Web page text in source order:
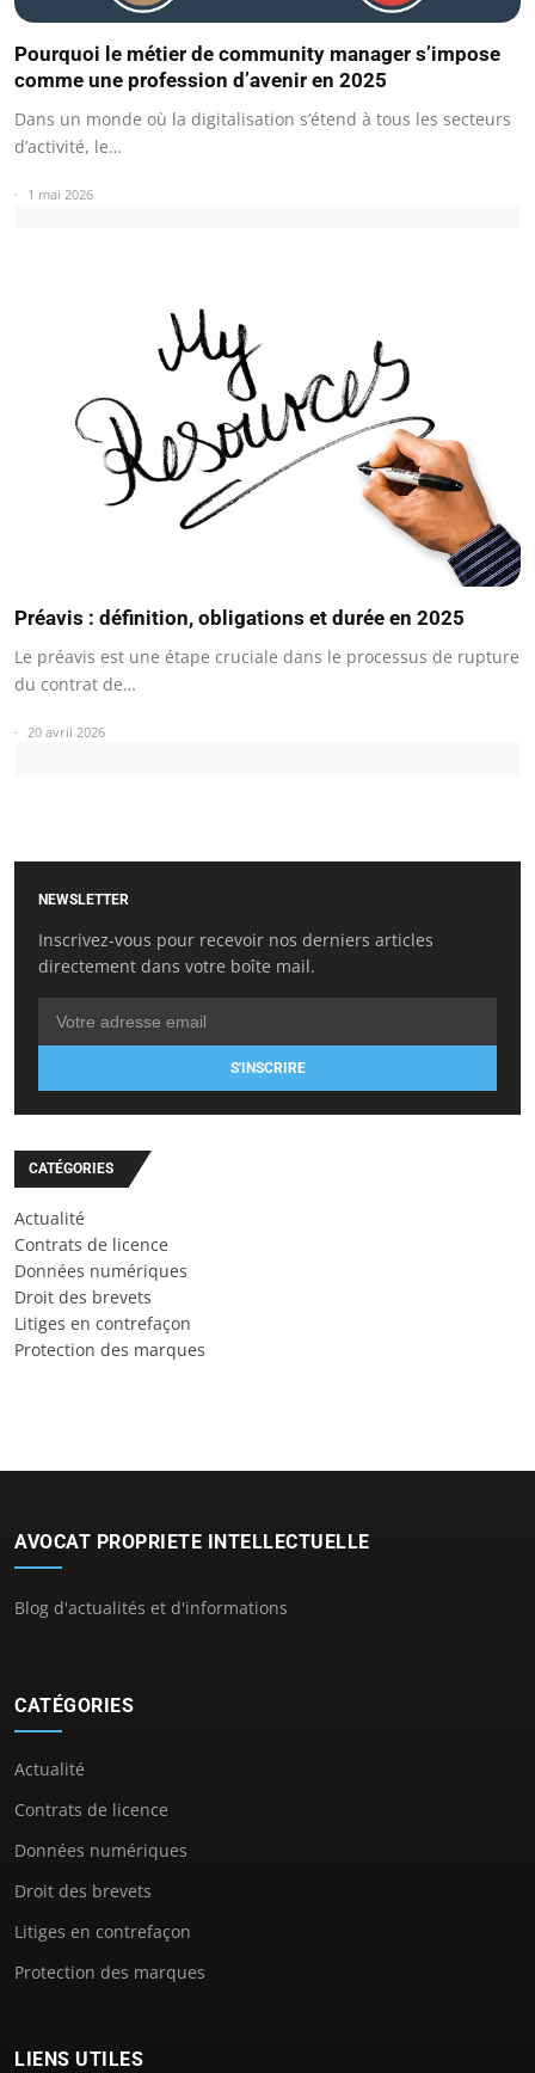
Pourquoi le métier de community manager s’impose
comme une profession d’avenir en 2025
Dans un monde où la digitalisation s’étend à tous les secteurs
d’activité, le…
1 mai 2026
Préavis : définition, obligations et durée en 2025
Le préavis est une étape cruciale dans le processus de rupture
du contrat de…
20 avril 2026
NEWSLETTER
Inscrivez-vous pour recevoir nos derniers articles
directement dans votre boîte mail.
S'INSCRIRE
CATÉGORIES
Actualité
Contrats de licence
Données numériques
Droit des brevets
Litiges en contrefaçon
Protection des marques
AVOCAT PROPRIETE INTELLECTUELLE
Blog d'actualités et d'informations
CATÉGORIES
Actualité
Contrats de licence
Données numériques
Droit des brevets
Litiges en contrefaçon
Protection des marques
LIENS UTILES